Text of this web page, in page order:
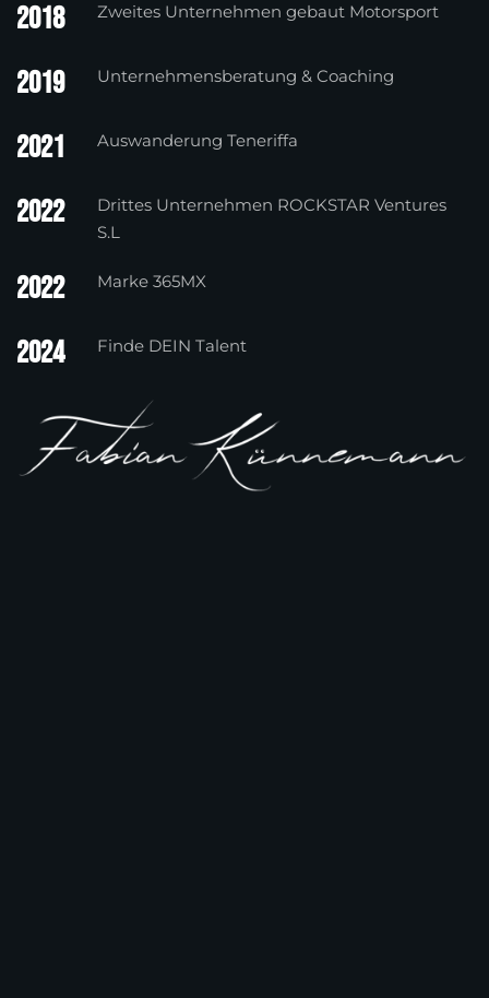
2018 Zweites Unternehmen gebaut Motorsport
2019 Unternehmensberatung & Coaching
2021 Auswanderung Teneriffa
2022
Drittes Unternehmen ROCKSTAR Ventures
S.L
2022 Marke 365MX
2024 Finde DEIN Talent